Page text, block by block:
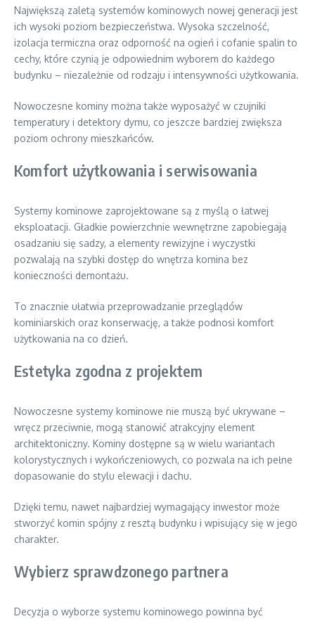
Największą zaletą systemów kominowych nowej generacji jest
ich wysoki poziom bezpieczeństwa. Wysoka szczelność,
izolacja termiczna oraz odporność na ogień i cofanie spalin to
cechy, które czynią je odpowiednim wyborem do każdego
budynku – niezależnie od rodzaju i intensywności użytkowania.
Nowoczesne kominy można także wyposażyć w czujniki
temperatury i detektory dymu, co jeszcze bardziej zwiększa
poziom ochrony mieszkańców.
Komfort użytkowania i serwisowania
Systemy kominowe zaprojektowane są z myślą o łatwej
eksploatacji. Gładkie powierzchnie wewnętrzne zapobiegają
osadzaniu się sadzy, a elementy rewizyjne i wyczystki
pozwalają na szybki dostęp do wnętrza komina bez
konieczności demontażu.
To znacznie ułatwia przeprowadzanie przeglądów
kominiarskich oraz konserwację, a także podnosi komfort
użytkowania na co dzień.
Estetyka zgodna z projektem
Nowoczesne systemy kominowe nie muszą być ukrywane –
wręcz przeciwnie, mogą stanowić atrakcyjny element
architektoniczny. Kominy dostępne są w wielu wariantach
kolorystycznych i wykończeniowych, co pozwala na ich pełne
dopasowanie do stylu elewacji i dachu.
Dzięki temu, nawet najbardziej wymagający inwestor może
stworzyć komin spójny z resztą budynku i wpisujący się w jego
charakter.
Wybierz sprawdzonego partnera
Decyzja o wyborze systemu kominowego powinna być